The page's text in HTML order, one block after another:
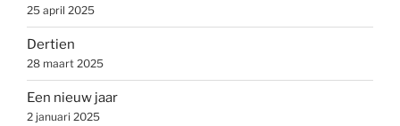
25 april 2025
Dertien
28 maart 2025
Een nieuw jaar
2 januari 2025